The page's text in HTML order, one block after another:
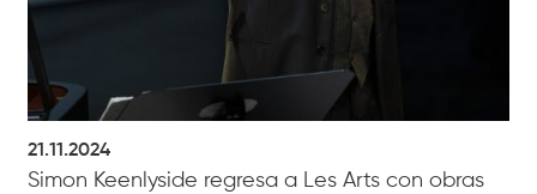
21.11.2024
Simon Keenlyside regresa a Les Arts con obras